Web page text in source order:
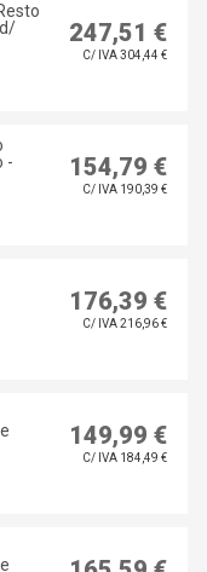
247,51 €
C/ IVA 304,44 €
-
154,79 €
C/ IVA 190,39 €
176,39 €
C/ IVA 216,96 €
149,99 €
C/ IVA 184,49 €